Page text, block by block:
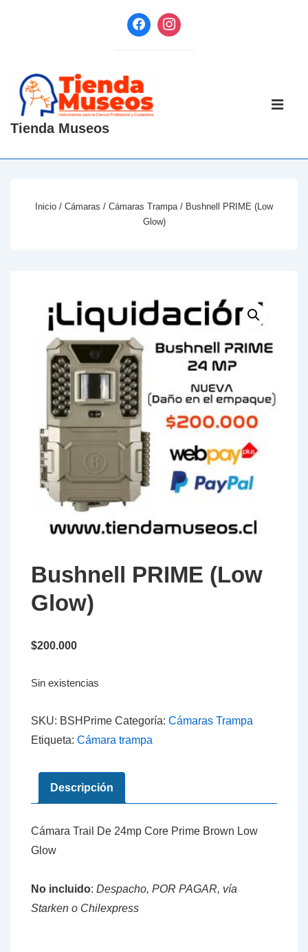
principal
Tienda Museos
Inicio / Cámaras / Cámaras Trampa / Bushnell PRIME (Low
Glow)
Bushnell PRIME (Low
Glow)
$200.000
Sin existencias
SKU: BSHPrime Categoría: Cámaras Trampa
Etiqueta: Cámara trampa
Descripción
Cámara Trail De 24mp Core Prime Brown Low
Glow
No incluido: Despacho, POR PAGAR, vía
Starken o Chilexpress